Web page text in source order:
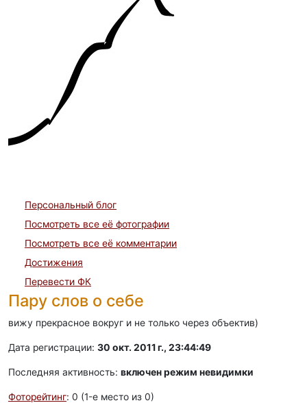
Персональный блог
Посмотреть все её фотографии
Посмотреть все её комментарии
Достижения
Перевести ФК
Пару слов о себе
вижу прекрасное вокруг и не только через объектив)
Дата регистрации: 30 окт. 2011 г., 23:44:49
Последняя активность: включен режим невидимки
Фоторейтинг: 0 (1-e место из 0)